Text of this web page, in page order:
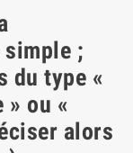
simple ;
du type «
» ou «
alors